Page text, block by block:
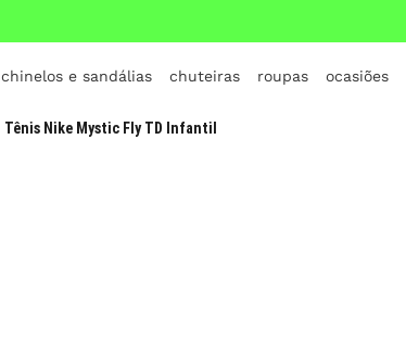
chinelos e sandálias chuteiras roupas ocasiões
Tênis Nike Mystic Fly TD InfantilTERMOS MAIS BUSCADOS